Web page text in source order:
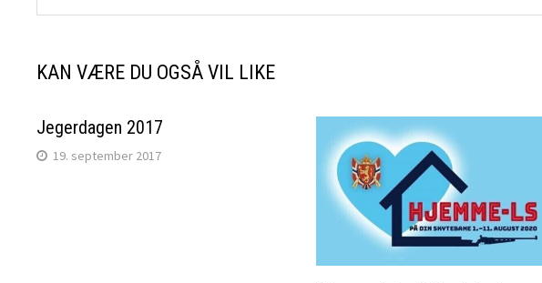
KAN VÆRE DU OGSÅ VIL LIKE
Jegerdagen 2017
19. september 2017